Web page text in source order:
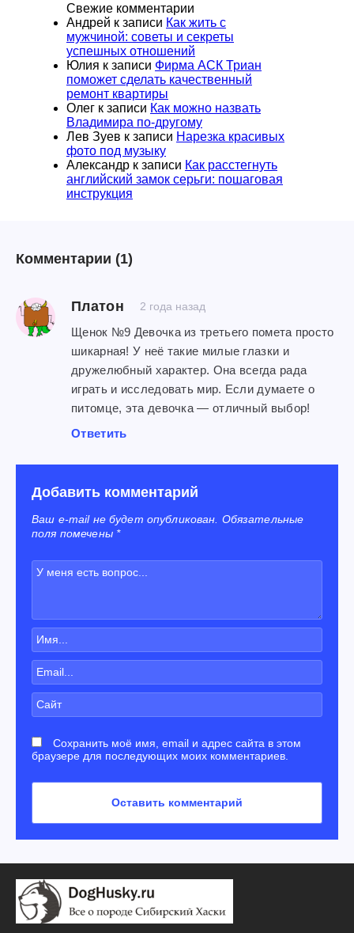
Свежие комментарии
Андрей к записи Как жить с
мужчиной: советы и секреты
успешных отношений
Юлия к записи Фирма АСК Триан
поможет сделать качественный
ремонт квартиры
Олег к записи Как можно назвать
Владимира по-другому
Лев Зуев к записи Нарезка красивых
фото под музыку
Александр к записи Как расстегнуть
английский замок серьги: пошаговая
инструкция
Комментарии (1)
Платон 2 года назад
Щенок №9 Девочка из третьего помета просто
шикарная! У неё такие милые глазки и
дружелюбный характер. Она всегда рада
играть и исследовать мир. Если думаете о
питомце, эта девочка — отличный выбор!
Ответить
Добавить комментарий
Ваш e-mail не будет опубликован. Обязательные
поля помечены *
Сохранить моё имя, email и адрес сайта в этом
браузере для последующих моих комментариев.